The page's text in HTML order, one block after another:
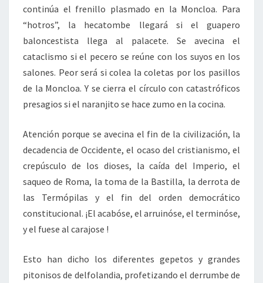
continúa el frenillo plasmado en la Moncloa. Para
“hotros”, la hecatombe llegará si el guapero
baloncestista llega al palacete. Se avecina el
cataclismo si el pecero se reúne con los suyos en los
salones. Peor será si colea la coletas por los pasillos
de la Moncloa. Y se cierra el círculo con catastróficos
presagios si el naranjito se hace zumo en la cocina.
Atención porque se avecina el fin de la civilización, la
decadencia de Occidente, el ocaso del cristianismo, el
crepúsculo de los dioses, la caída del Imperio, el
saqueo de Roma, la toma de la Bastilla, la derrota de
las Termópilas y el fin del orden democrático
constitucional. ¡El acabóse, el arruinóse, el terminóse,
y el fuese al carajose !
Esto han dicho los diferentes gepetos y grandes
pitonisos de delfolandia, profetizando el derrumbe de